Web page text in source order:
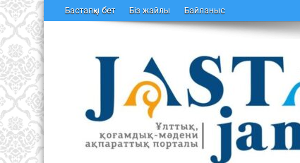
Бастапқы бет Біз жайлы Байланыс